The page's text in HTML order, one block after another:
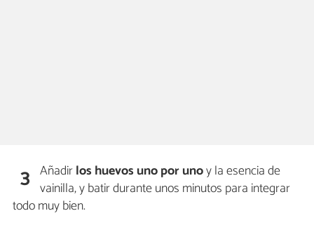
3 Añadirlos huevos uno por unoy la esencia de
vainilla, y batir durante unos minutos para integrar
todo muy bien.